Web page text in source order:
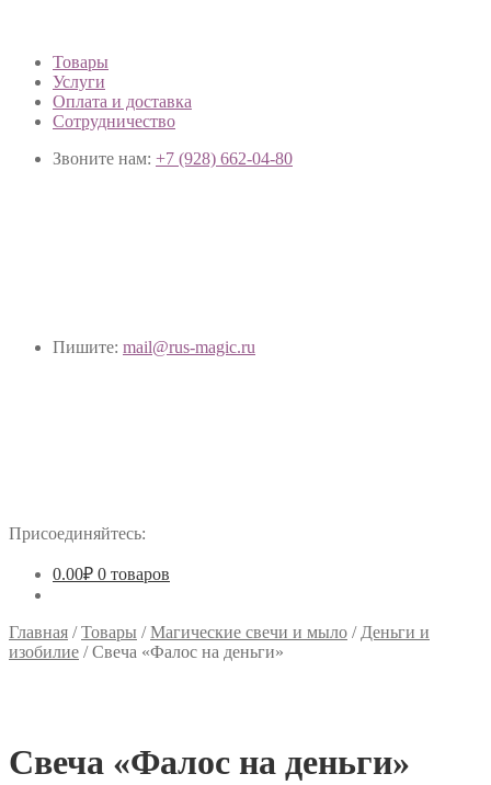
Товары
Услуги
Оплата и доставка
Сотрудничество
Звоните нам: +7 (928) 662-04-80
Пишите: mail@rus-magic.ru
Присоединяйтесь:
0.00₽ 0 товаров
Главная /Товары /Магические свечи и мыло / Деньги и
изобилие /Свеча «Фалос на деньги»
Свеча «Фалос на деньги»